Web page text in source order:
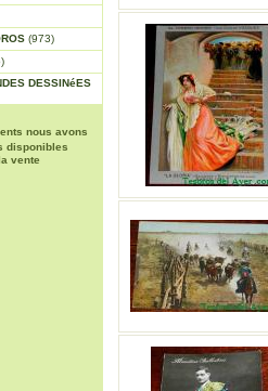
(973)
DESSINéES
nous avons
disponibles
vente